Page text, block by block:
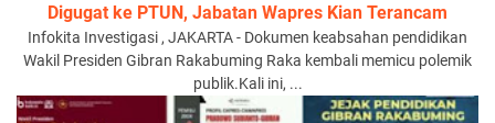
Digugat ke PTUN, Jabatan Wapres Kian Terancam
Infokita Investigasi , JAKARTA - Dokumen keabsahan pendidikan
Wakil Presiden Gibran Rakabuming Raka kembali memicu polemik
publik.Kali ini, ...